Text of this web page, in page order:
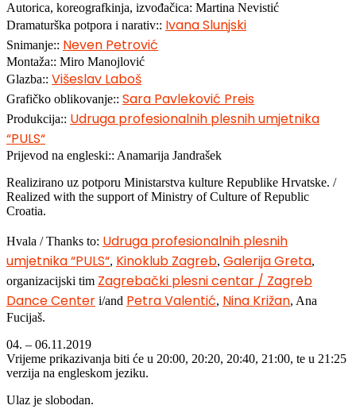
Autorica, koreografkinja, izvođačica: Martina Nevistić
Dramaturška potpora i narativ:: Ivana Slunjski
Snimanje:: Neven Petrović
Montaža:: Miro Manojlović
Glazba:: Višeslav Laboš
Grafičko oblikovanje:: Sara Pavleković Preis
Produkcija:: Udruga profesionalnih plesnih umjetnika
“PULS“
Prijevod na engleski:: Anamarija Jandrašek
Realizirano uz potporu Ministarstva kulture Republike Hrvatske. /
Realized with the support of Ministry of Culture of Republic
Croatia.
Hvala / Thanks to: Udruga profesionalnih plesnih
umjetnika “PULS“, Kinoklub Zagreb, Galerija Greta,
organizacijski tim Zagrebački plesni centar / Zagreb
Dance Center i/and Petra Valentić, Nina Križan, Ana
Fucijaš.
04. – 06.11.2019
Vrijeme prikazivanja biti će u 20:00, 20:20, 20:40, 21:00, te u 21:25
verzija na engleskom jeziku.
Ulaz je slobodan.